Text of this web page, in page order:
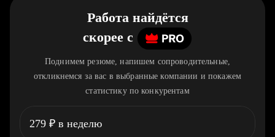
Работа найдётся
скорее c
Поднимем резюме, напишем сопроводительные,
откликнемся за вас в выбранные компании и покажем
статистику по конкурентам
279 ₽ в неделю